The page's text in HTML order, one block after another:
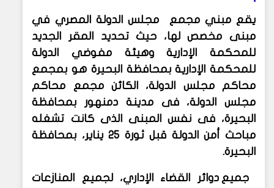
يقع مبني مجمع مجلس الدولة المصري في
مبنى مخصص لها، حيث تحديد المقر الجديد
للمحكمة الإدارية وهيئة مفوضي الدولة
للمحكمة الإدارية بمحافظة البحيرة هو بمجمع
محاكم مجلس الدولة، الكائن مجمع محاكم
مجلس الدولة، فى مدينة دمنهور بمحافظة
البحيرة، فى نفس المبنى الذى كانت تشغله
مباحث أمن الدولة قبل ثورة 25 يناير، بمحافظة
البحيرة.
جميع دوائر القضاء الإداري، لجميع المنازعات